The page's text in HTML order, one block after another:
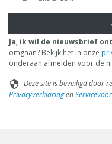
Ja, ik wil de nieuwsbrief
omgaan? Bekijk het in onze
onderaan afmelden voor de
security Deze site is beveiligd door
Privacyverklaringen